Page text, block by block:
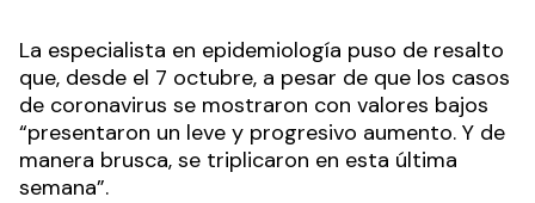
La especialista en epidemiología puso de resalto
que, desde el 7 octubre, a pesar de que los casos
de coronavirus se mostraron con valores bajos
“presentaron un leve y progresivo aumento. Y de
manera brusca, se triplicaron en esta última
semana”.